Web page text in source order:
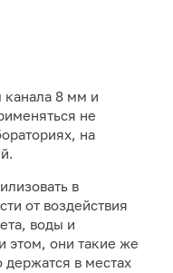
канала 8 мм и
не
на
в
от воздействия
воды и
этом, они такие же
в местах